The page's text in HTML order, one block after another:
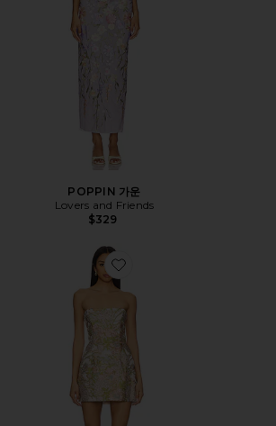
POPPIN 가운
Lovers and Friends
$329
Favorite VALERIE 원피스